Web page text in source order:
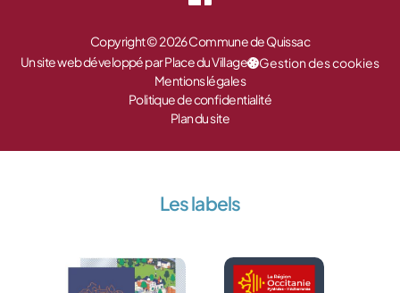
Copyright © 2026 Commune de Quissac
Un site web développé par Place du Village
Gestion des cookies
Mentions légales
Politique de confidentialité
Plan du site
Les labels